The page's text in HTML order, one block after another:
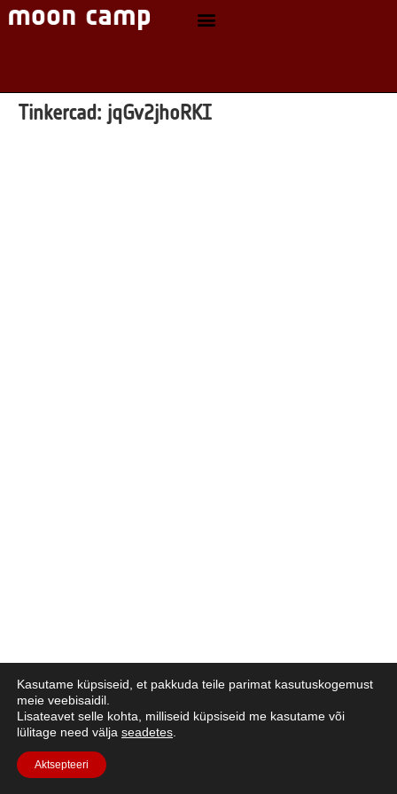
Tinkercad: jqGv2jhoRKI
Kasutame küpsiseid, et pakkuda teile parimat kasutuskogemust
meie veebisaidil.
Lisateavet selle kohta, milliseid küpsiseid me kasutame või
lülitage need välja seadetes
Aktsepteeri